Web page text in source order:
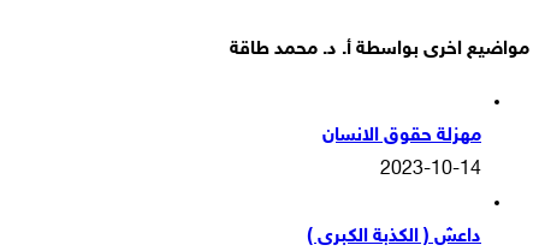
مواضيع اخرى بواسطة أ. د. محمد طاقة
مهزلة حقوق الانسان
2023-10-14
داعش ( الكذبة الكبرى )